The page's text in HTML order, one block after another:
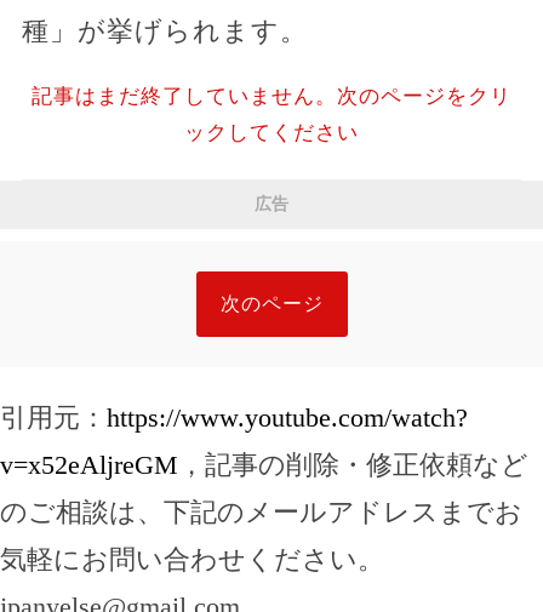
種」が挙げられます。
記事はまだ終了していません。次のページをクリ
ックしてください
広告
次のページ
引用元： https://www.youtube.com/watch?
v=x52eAljreGM ，記事の削除・修正依頼など
のご相談は、下記のメールアドレスまでお
気軽にお問い合わせください。